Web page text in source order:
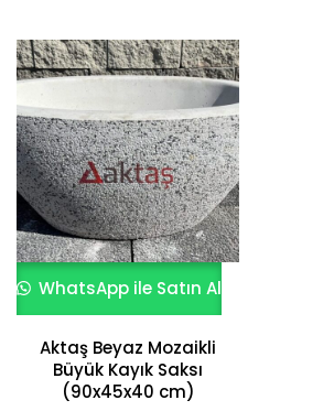
WhatsApp ile Satın Al
Aktaş Beyaz Mozaikli
Büyük Kayık Saksı
(90x45x40 cm)